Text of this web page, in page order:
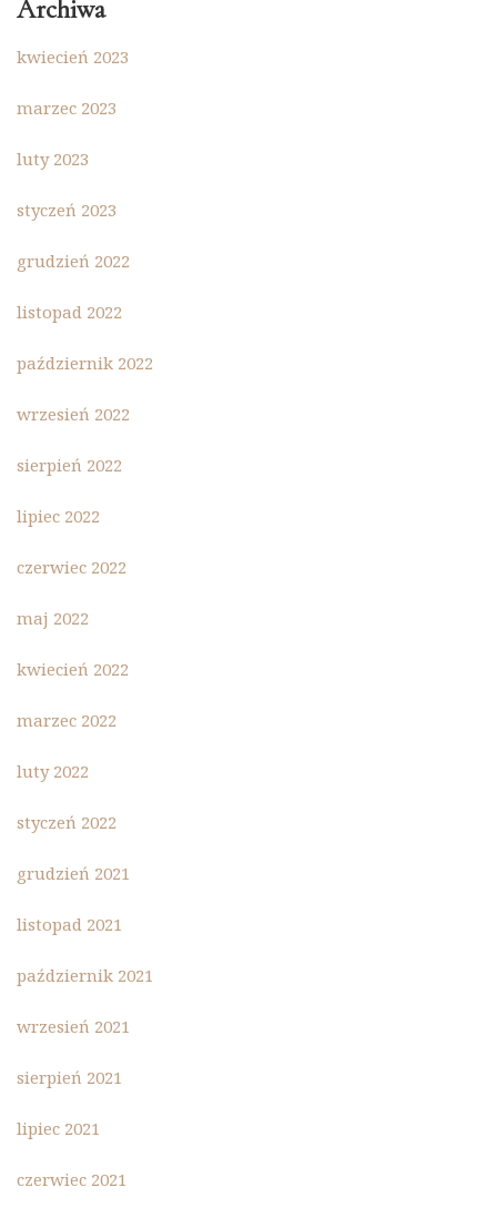
Archiwa
kwiecień 2023
marzec 2023
luty 2023
styczeń 2023
grudzień 2022
listopad 2022
październik 2022
wrzesień 2022
sierpień 2022
lipiec 2022
czerwiec 2022
maj 2022
kwiecień 2022
marzec 2022
luty 2022
styczeń 2022
grudzień 2021
listopad 2021
październik 2021
wrzesień 2021
sierpień 2021
lipiec 2021
czerwiec 2021